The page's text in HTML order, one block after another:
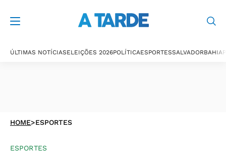
ÚLTIMAS NOTÍCIASELEIÇÕES 2026POLÍTICAESPORTESSALVADORBAHIA
HOME>ESPORTES
ESPORTES